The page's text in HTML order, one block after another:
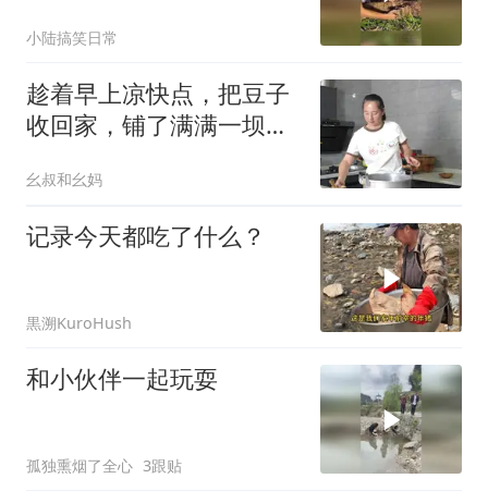
小陆搞笑日常
趁着早上凉快点，把豆子
收回家，铺了满满一坝
豆花儿哦！
幺叔和幺妈
记录今天都吃了什么？
黒溯KuroHush
和小伙伴一起玩耍
孤独熏烟了全心 3跟贴